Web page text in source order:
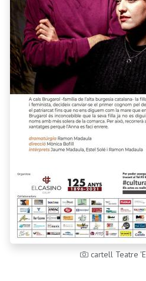
cartell Teatre